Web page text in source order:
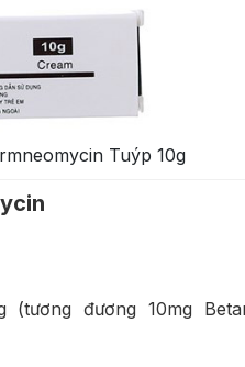
Tuýp 10g
(tương đương 10mg